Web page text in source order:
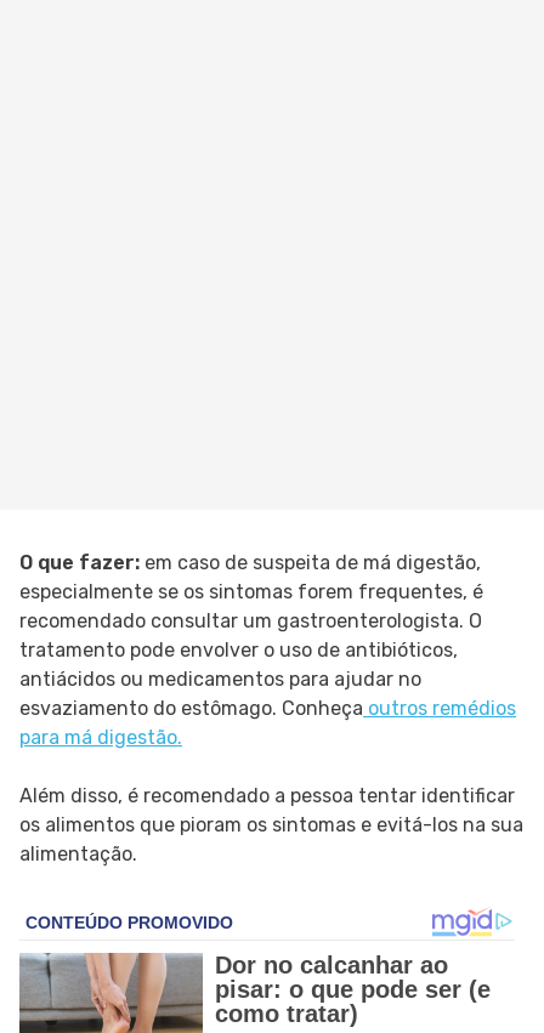
O que fazer: em caso de suspeita de má digestão,
especialmente se os sintomas forem frequentes, é
recomendado consultar um gastroenterologista. O
tratamento pode envolver o uso de antibióticos,
antiácidos ou medicamentos para ajudar no
esvaziamento do estômago. Conheça outros remédios
para má digestão.
Além disso, é recomendado a pessoa tentar identificar
os alimentos que pioram os sintomas e evitá-los na sua
alimentação.